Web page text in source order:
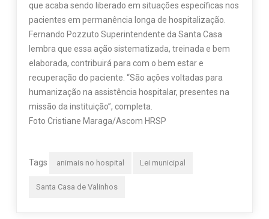
que acaba sendo liberado em situações específicas nos
pacientes em permanência longa de hospitalização.
Fernando Pozzuto Superintendente da Santa Casa
lembra que essa ação sistematizada, treinada e bem
elaborada, contribuirá para com o bem estar e
recuperação do paciente. “São ações voltadas para
humanização na assistência hospitalar, presentes na
missão da instituição”, completa.
Foto Cristiane Maraga/Ascom HRSP
Tags animais no hospital Lei municipal
Santa Casa de Valinhos